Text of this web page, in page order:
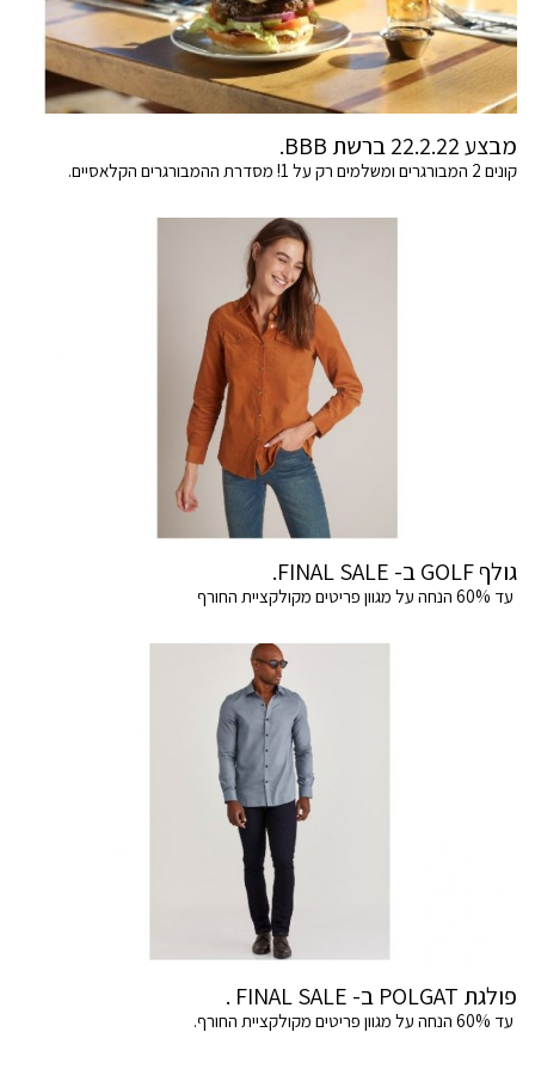
מבצע 22.2.22 ברשת BBB.
קונים 2 המבורגרים ומשלמים רק על 1! מסדרת ההמבורגרים הקלאסיים.
גולף GOLF ב- FINAL SALE.
עד 60% הנחה על מגוון פריטים מקולקציית החורף
פולגת POLGAT ב- FINAL SALE .
עד 60% הנחה על מגוון פריטים מקולקציית החורף.